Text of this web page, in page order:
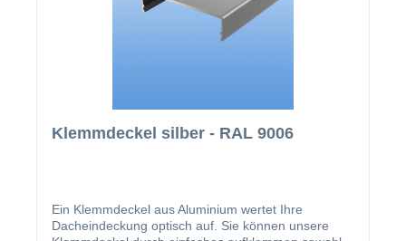
Klemmdeckel silber - RAL 9006
Ein Klemmdeckel aus Aluminium wertet Ihre
Dacheindeckung optisch auf. Sie können unsere